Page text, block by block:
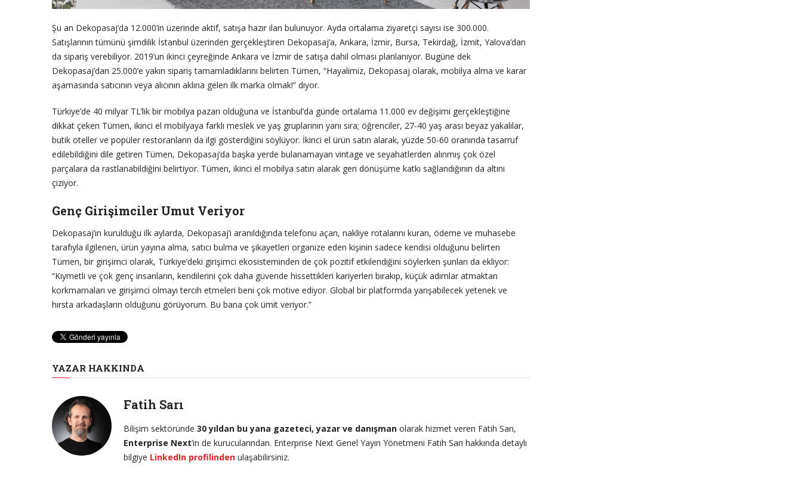
Şu an Dekopasaj’da 12.000’in üzerinde aktif, satışa hazır ilan bulunuyor. Ayda ortalama ziyaretçi sayısı ise 300.000.
Satışlarının tümünü şimdilik İstanbul üzerinden gerçekleştiren Dekopasaj’a, Ankara, İzmir, Bursa, Tekirdağ, İzmit, Yalova’dan
da sipariş verebiliyor. 2019’un ikinci çeyreğinde Ankara ve İzmir de satışa dahil olması planlanıyor. Bugüne dek
Dekopasaj’dan 25.000’e yakın sipariş tamamladıklarını belirten Tümen, “Hayalimiz, Dekopasaj olarak, mobilya alma ve karar
aşamasında satıcının veya alıcının aklına gelen ilk marka olmak!” diyor.
Türkiye’de 40 milyar TL’lik bir mobilya pazarı olduğuna ve İstanbul’da günde ortalama 11.000 ev değişimi gerçekleştiğine
dikkat çeken Tümen, ikinci el mobilyaya farklı meslek ve yaş gruplarının yanı sıra; öğrenciler, 27-40 yaş arası beyaz yakalılar,
butik oteller ve popüler restoranların da ilgi gösterdiğini söylüyor. İkinci el ürün satın alarak, yüzde 50-60 oranında tasarruf
edilebildiğini dile getiren Tümen, Dekopasaj’da başka yerde bulanamayan vintage ve seyahatlerden alınmış çok özel
parçalara da rastlanabildiğini belirtiyor. Tümen, ikinci el mobilya satın alarak geri dönüşüme katkı sağlandığının da altını
çiziyor.
Genç Girişimciler Umut Veriyor
Dekopasaj’ın kurulduğu ilk aylarda, Dekopasaj’ı aranıldığında telefonu açan, nakliye rotalarını kuran, ödeme ve muhasebe
tarafıyla ilgilenen, ürün yayına alma, satıcı bulma ve şikayetleri organize eden kişinin sadece kendisi olduğunu belirten
Tümen, bir girişimci olarak, Türkiye’deki girişimci ekosisteminden de çok pozitif etkilendiğini söylerken şunları da ekliyor:
“Kıymetli ve çok genç insanların, kendilerini çok daha güvende hissettikleri kariyerleri bırakıp, küçük adımlar atmaktan
korkmamaları ve girişimci olmayı tercih etmeleri beni çok motive ediyor. Global bir platformda yarışabilecek yetenek ve
hırsta arkadaşların olduğunu görüyorum. Bu bana çok ümit veriyor.”
YAZAR HAKKINDA
Fatih Sarı
Bilişim sektöründe 30 yıldan bu yana gazeteci, yazar ve danışman olarak hizmet veren Fatih Sarı,
Enterprise Next’in de kurucularından. Enterprise Next Genel Yayın Yönetmeni Fatih Sarı hakkında detaylı
bilgiye LinkedIn profilinden ulaşabilirsiniz.